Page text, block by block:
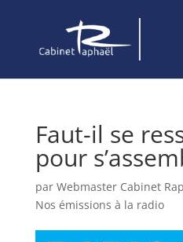
Faut-il se
pour
par Webmaster Cabinet
Nos émissions à la radio